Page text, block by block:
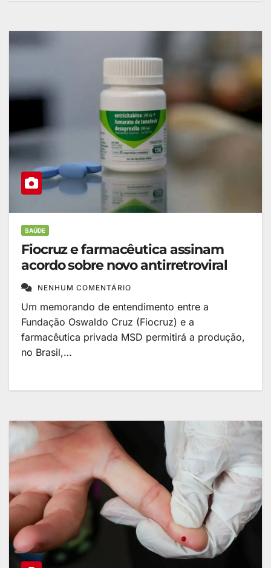
SAÚDE
Fiocruz e farmacêutica assinam
acordo sobre novo antirretroviral
NENHUM COMENTÁRIO
Um memorando de entendimento entre a
Fundação Oswaldo Cruz (Fiocruz) e a
farmacêutica privada MSD permitirá a produção,
no Brasil,…